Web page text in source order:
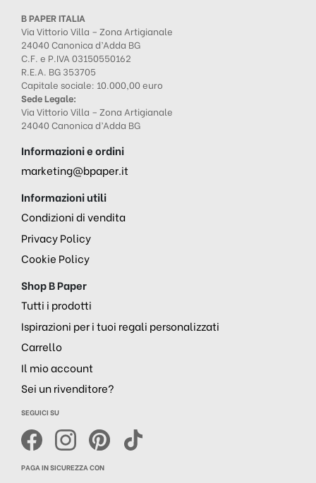
B PAPER ITALIA
Via Vittorio Villa – Zona Artigianale
24040 Canonica d’Adda BG
C.F. e P.IVA 03150550162
R.E.A. BG 353705
Capitale sociale: 10.000,00 euro
Sede Legale:
Via Vittorio Villa – Zona Artigianale
24040 Canonica d’Adda BG
Informazioni e ordini
marketing@bpaper.it
Informazioni utili
Condizioni di vendita
Privacy Policy
Cookie Policy
Shop B Paper
Tutti i prodotti
Ispirazioni per i tuoi regali personalizzati
Carrello
Il mio account
Sei un rivenditore?
SEGUICI SU
PAGA IN SICUREZZA CON